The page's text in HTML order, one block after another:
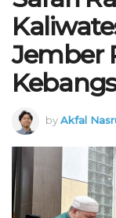
Jember
byAkfal